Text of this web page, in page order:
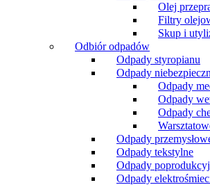
Olej
Filtry
Skup i
Odbiór odpadów
Odpady styropianu
Odpady
Odpady
Odpady
Odpady
Odpady
Odpady tekstylne
Odpady
Odpady